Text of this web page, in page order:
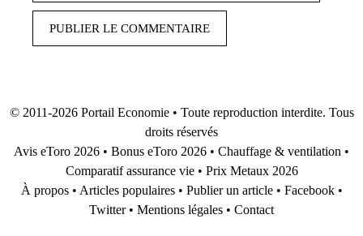
© 2011-2026 Portail Economie• Toute reproduction interdite. Tous
droits réservés
Avis eToro 2026 • Bonus eToro 2026 • Chauffage & ventilation •
Comparatif assurance vie• Prix Metaux 2026
À propos• Articles populaires• Publier un article• Facebook•
Twitter• Mentions légales • Contact